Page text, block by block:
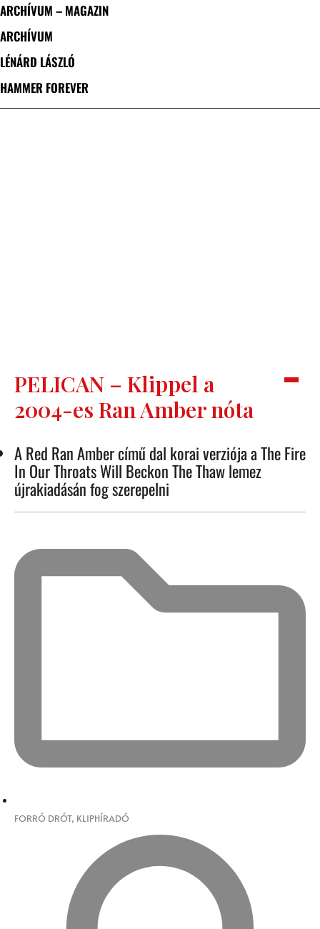
ARCHÍVUM – MAGAZIN
ARCHÍVUM
LÉNÁRD LÁSZLÓ
HAMMER FOREVER
PELICAN – Klippel a
2004-es Ran Amber nóta
A Red Ran Amber című dal korai verziója a The Fire
In Our Throats Will Beckon The Thaw lemez
újrakiadásán fog szerepelni
FORRÓ DRÓT, KLIPHÍRADÓ